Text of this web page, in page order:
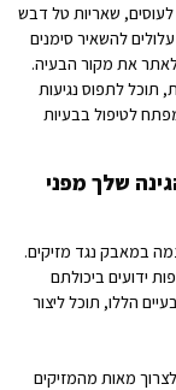
לעוסים, שאריות טל דבש
להשאיר סימנים
לאתר את מקור הבעיה.
תוכל לתפוס נגיעות
לטיפול בבעיות
שלך מפני
במאבק נגד מזיקים.
ידועים ביכולתם
הללו, תוכל ליצור
מאות מהמזיקים